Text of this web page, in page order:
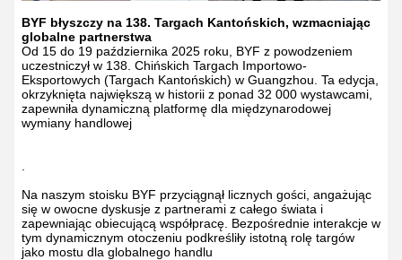
BYF błyszczy na 138. Targach Kantońskich, wzmacniając
globalne partnerstwa
Od 15 do 19 października 2025 roku, BYF z powodzeniem
uczestniczył w 138. Chińskich Targach Importowo-
Eksportowych (Targach Kantońskich) w Guangzhou. Ta edycja,
okrzyknięta największą w historii z ponad 32 000 wystawcami,
zapewniła dynamiczną platformę dla międzynarodowej
wymiany handlowej
Na naszym stoisku BYF przyciągnął licznych gości, angażując
się w owocne dyskusje z partnerami z całego świata i
zapewniając obiecującą współpracę. Bezpośrednie interakcje w
tym dynamicznym otoczeniu podkreśliły istotną rolę targów
jako mostu dla globalnego handlu